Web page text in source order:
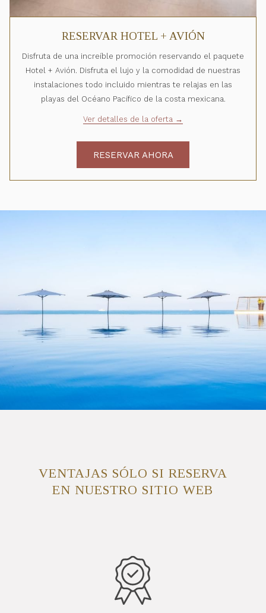
RESERVAR HOTEL + AVIÓN
Disfruta de una increíble promoción reservando el paquete
Hotel + Avión. Disfruta el lujo y la comodidad de nuestras
instalaciones todo incluido mientras te relajas en las
playas del Océano Pacífico de la costa mexicana.
Ver detalles de la oferta
RESERVAR AHORA
VENTAJAS SÓLO SI RESERVA
EN NUESTRO SITIO WEB